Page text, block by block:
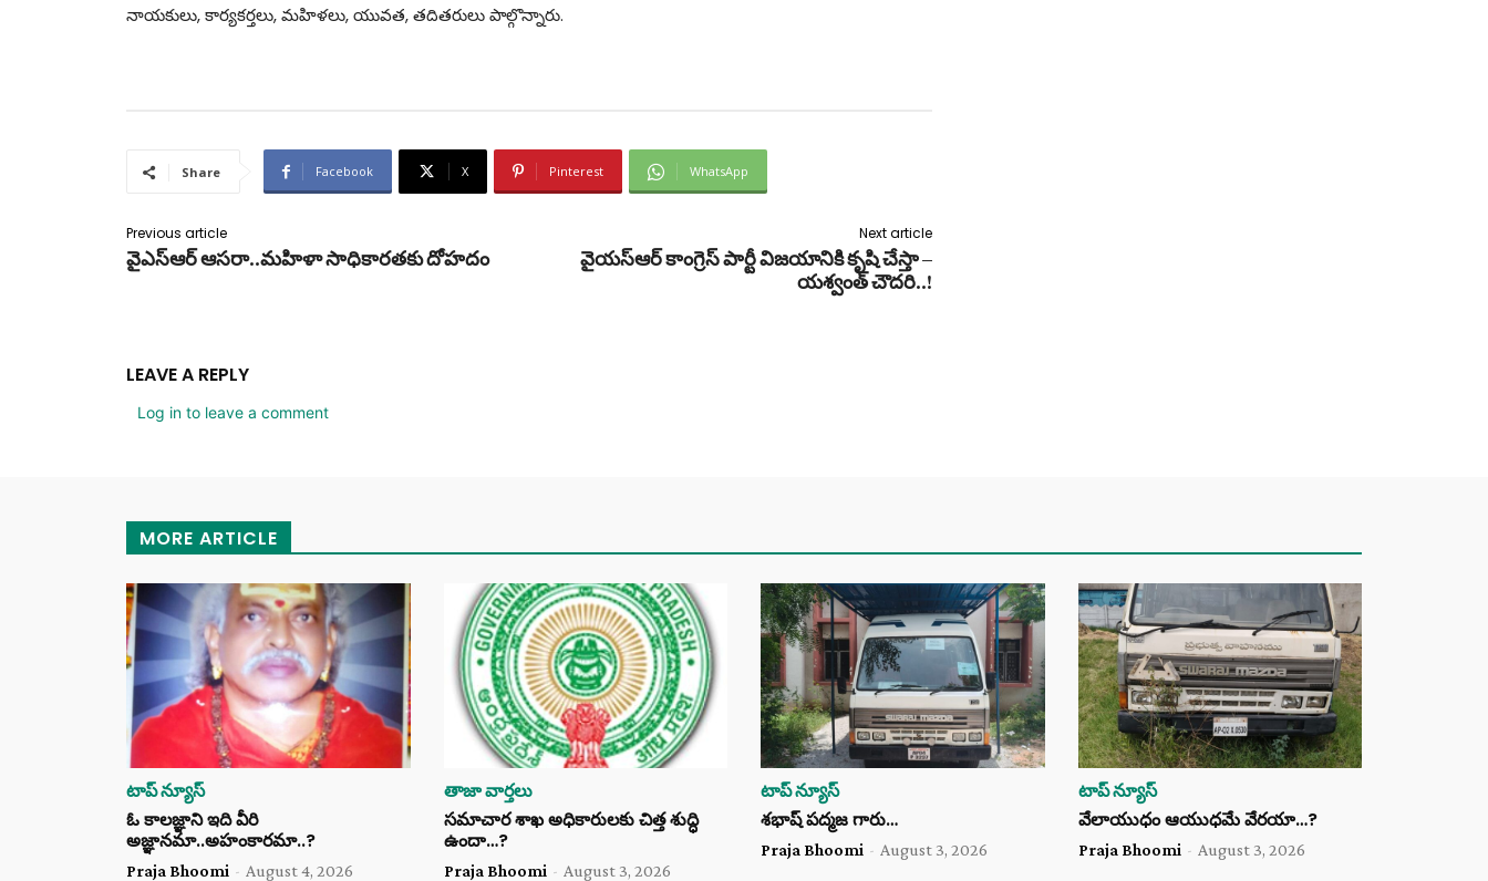
నాయకులు, కార్యకర్తలు, మహిళలు, యువత, తదితరులు పాల్గొన్నారు.
Share Facebook X Pinterest WhatsApp
Previous article
వైఎస్ఆర్ ఆసరా..మహిళా సాధికారతకు దోహదం
Next article
వైయస్ఆర్ కాంగ్రెస్ పార్టీ విజయానికి కృషి చేస్తా –
యశ్వంత్ చౌదరి..!
LEAVE A REPLY
Log in to leave a comment
MORE ARTICLE
టాప్ న్యూస్
ఓ కాలజ్ఞాని ఇది వీరి
అజ్ఞానమా..అహంకారమా..?
Praja Bhoomi - August 4, 2026
తాజా వార్తలు
సమాచార శాఖ అధికారులకు చిత్త శుద్ధి
ఉందా…?
Praja Bhoomi - August 3, 2026
టాప్ న్యూస్
శభాష్ పద్మజ గారు…
Praja Bhoomi - August 3, 2026
టాప్ న్యూస్
వేలాయుధం ఆయుధమే వేరయా…?
Praja Bhoomi - August 3, 2026